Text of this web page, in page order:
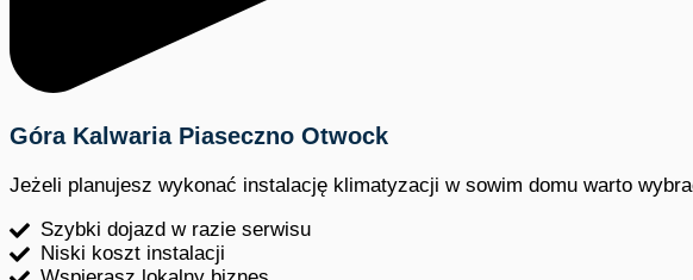
Góra Kalwaria Piaseczno Otwock
Jeżeli planujesz wykonać instalację klimatyzacji w sowim domu warto
Szybki dojazd w razie serwisu
Niski koszt instalacji